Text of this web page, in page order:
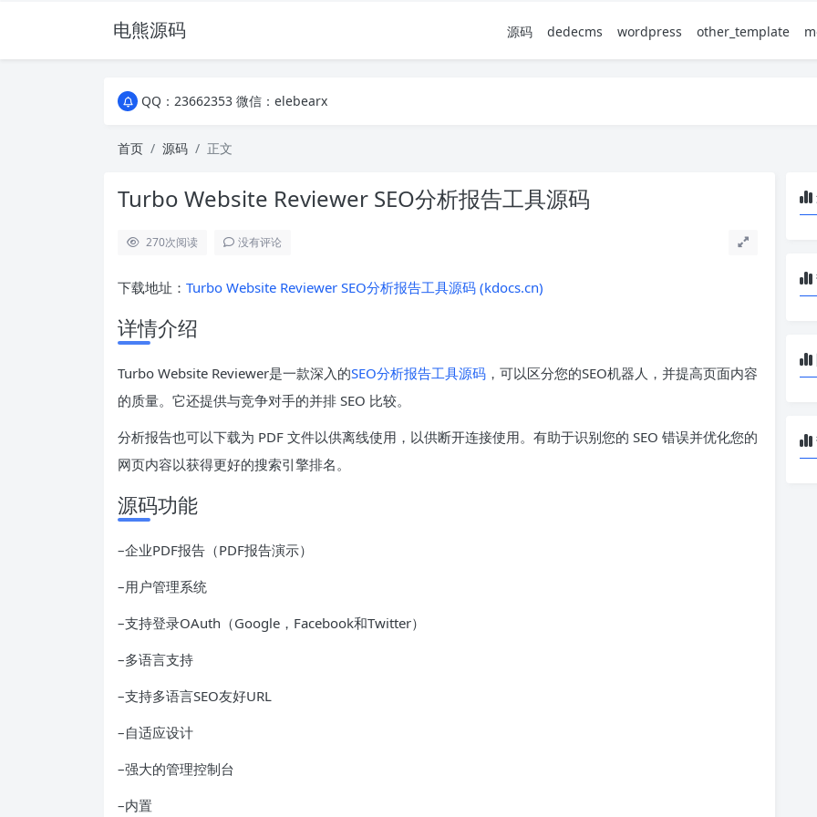
电熊源码 源码 dedecms wordpress other_template
QQ：23662353 微信：elebearx
首页
源码 正文
Turbo Website Reviewer SEO分析报告工具源码
270次阅读 没有评论
下载地址： Turbo Website Reviewer SEO分析报告工具源码 (kdocs.cn)
详情介绍
Turbo Website Reviewer是一款深入的SEO分析报告工具源码 ，可以区分您的SEO机器人，并提高页面内容
的质量。它还提供与竞争对手的并排 SEO 比较。
分析报告也可以下载为 PDF 文件以供离线使用，以供断开连接使用。有助于识别您的 SEO 错误并优化您的
网页内容以获得更好的搜索引擎排名。
源码功能
–企业PDF报告（PDF报告演示）
–用户管理系统
–支持登录OAuth（Google，Facebook和Twitter）
–多语言支持
–支持多语言SEO友好URL
–自适应设计
–强大的管理控制台
–内置